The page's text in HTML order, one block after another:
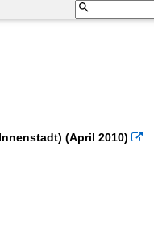
(April 2010) 